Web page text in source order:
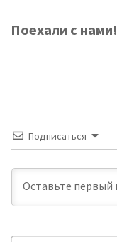
Поехали с нами!
Подписаться